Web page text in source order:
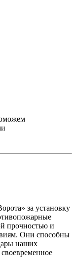
за установку
прочностью и
Они способны
наших